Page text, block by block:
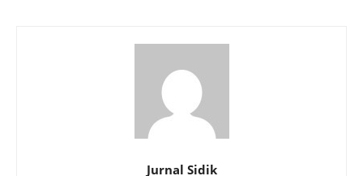
Jurnal Sidik